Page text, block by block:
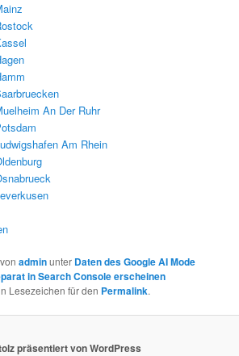
An Der Ruhr
Am Rhein
vonadminunter Daten des Google AI Mode
in Search Console erscheinen
Lesezeichen für den Permalink.
präsentiert von WordPress